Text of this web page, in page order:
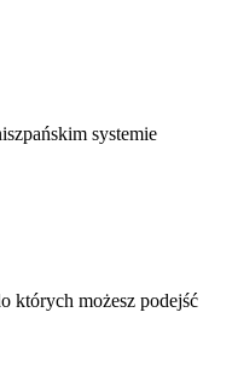
systemie
których możesz podejść